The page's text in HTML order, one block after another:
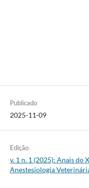
Publicado
2025-11-09
Edição
v. 1 n. 1 (2025): Anais do
Anestesiologia